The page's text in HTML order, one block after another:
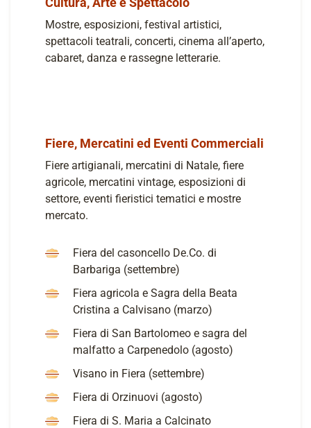
Mostre, esposizioni, festival artistici,
spettacoli teatrali, concerti, cinema all’aperto,
cabaret, danza e rassegne letterarie.
Fiere, Mercatini ed Eventi Commerciali
Fiere artigianali, mercatini di Natale, fiere
agricole, mercatini vintage, esposizioni di
settore, eventi fieristici tematici e mostre
mercato.
Fiera del casoncello De.Co. di
Barbariga (settembre)
Fiera agricola e Sagra della Beata
Cristina a Calvisano (marzo)
Fiera di San Bartolomeo e sagra del
malfatto a Carpenedolo (agosto)
Visano in Fiera (settembre)
Fiera di Orzinuovi (agosto)
Fiera di S. Maria a Calcinato